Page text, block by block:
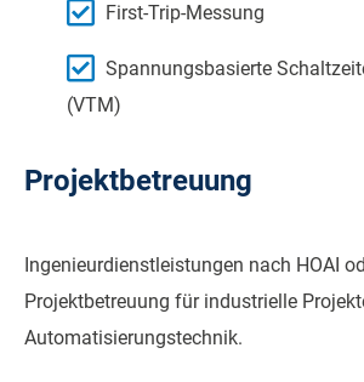
First-Trip-Messung
Spannungsbasierte
(VTM)
Projektbetreuung
Ingenieurdienstleistungen nach HOAI
Projektbetreuung für industrielle
Automatisierungstechnik.